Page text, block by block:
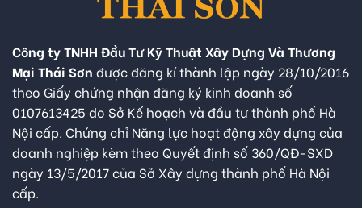
Công ty TNHH Đầu Tư Kỹ Thuật Xây Dựng Và Thương
Mại Thái Sơn được đăng kí thành lập ngày 28/10/2016
theo Giấy chứng nhận đăng ký kinh doanh số
0107613425 do Sở Kế hoạch và đầu tư thành phố Hà
Nội cấp. Chứng chỉ Năng lực hoạt động xây dựng của
doanh nghiệp kèm theo Quyết định số 360/QĐ-SXD
ngày 13/5/2017 của Sở Xây dựng thành phố Hà Nội
cấp.